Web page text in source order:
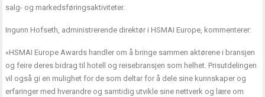
salg- og markedsføringsaktiviteter.
Ingunn Hofseth, administrerende direktør i HSMAI Europe, kommenterer:
«HSMAI Europe Awards handler om å bringe sammen aktørene i bransjen
og feire deres bidrag til hotell og reisebransjen som helhet. Prisutdelingen
vil også gi en mulighet for de som deltar for å dele sine kunnskaper og
erfaringer med hverandre og samtidig utvikle sine nettverk og lære om